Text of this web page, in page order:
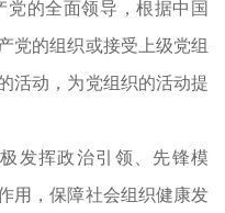
党的全面领导，根据中国
党的组织或接受上级党组
活动，为党组织的活动提
发挥政治引领、先锋模
用，保障社会组织健康发